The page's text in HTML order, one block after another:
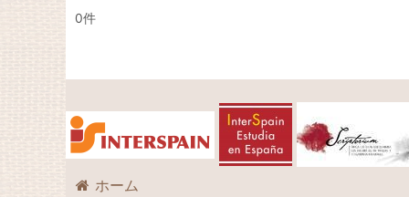
商品検索
並び順
0件
ホーム